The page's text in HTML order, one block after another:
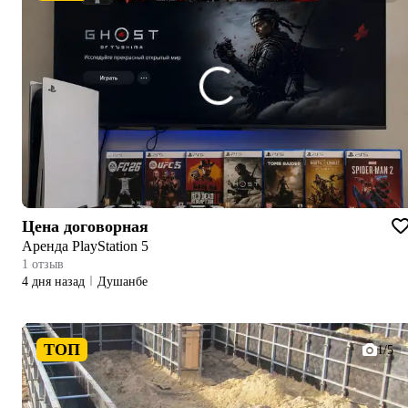
Цена договорная
Аренда PlayStation 5
1 отзыв
4 дня назад
Душанбе
ТОП 1/5